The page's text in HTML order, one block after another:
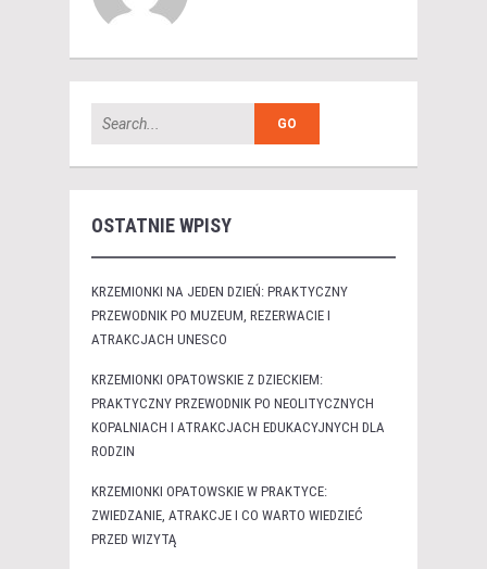
OSTATNIE WPISY
KRZEMIONKI NA JEDEN DZIEŃ: PRAKTYCZNY
PRZEWODNIK PO MUZEUM, REZERWACIE I
ATRAKCJACH UNESCO
KRZEMIONKI OPATOWSKIE Z DZIECKIEM:
PRAKTYCZNY PRZEWODNIK PO NEOLITYCZNYCH
KOPALNIACH I ATRAKCJACH EDUKACYJNYCH DLA
RODZIN
KRZEMIONKI OPATOWSKIE W PRAKTYCE:
ZWIEDZANIE, ATRAKCJE I CO WARTO WIEDZIEĆ
PRZED WIZYTĄ